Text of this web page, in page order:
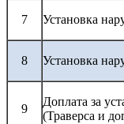
7 Установка
8 Установка
9
Доплата за
(Траверса и